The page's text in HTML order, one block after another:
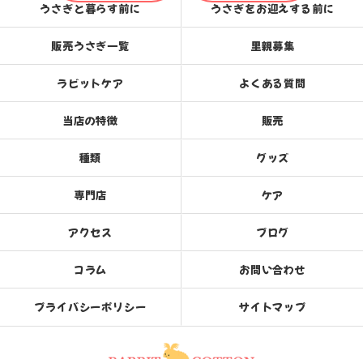
うさぎと暮らす前に うさぎをお迎えする前に
販売うさぎ一覧 里親募集
ラビットケア よくある質問
当店の特徴 販売
種類 グッズ
専門店 ケア
アクセス ブログ
コラム お問い合わせ
プライバシーポリシー サイトマップ